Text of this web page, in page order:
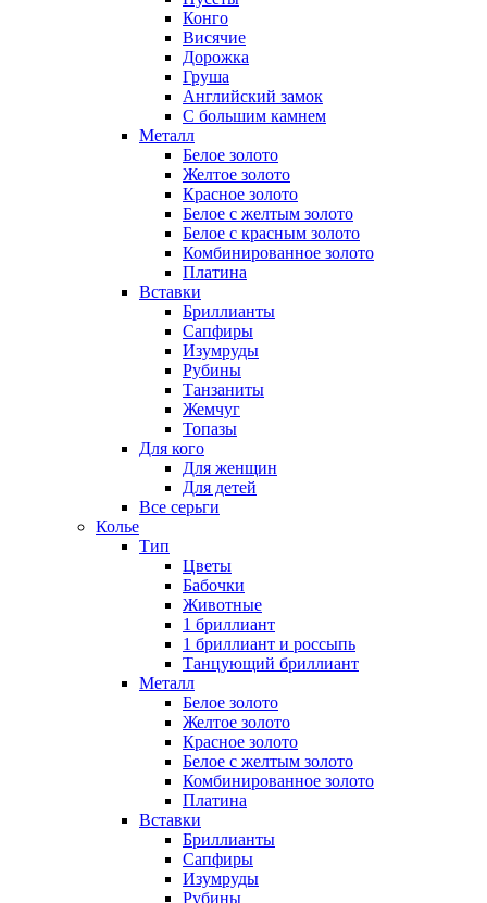
Конго
Висячие
Дорожка
Груша
Английский замок
С большим камнем
Металл
Белое золото
Желтое золото
Красное золото
Белое с желтым золото
Белое с красным золото
Комбинированное золото
Платина
Вставки
Бриллианты
Сапфиры
Изумруды
Рубины
Танзаниты
Жемчуг
Топазы
Для кого
Для женщин
Для детей
Все серьги
Колье
Тип
Цветы
Бабочки
Животные
1 бриллиант
1 бриллиант и россыпь
Танцующий бриллиант
Металл
Белое золото
Желтое золото
Красное золото
Белое с желтым золото
Комбинированное золото
Платина
Вставки
Бриллианты
Сапфиры
Изумруды
Рубины